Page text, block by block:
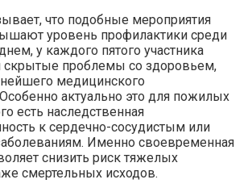
что подобные мероприятия
уровень профилактики среди
у каждого пятого участника
скрытые проблемы со здоровьем,
медицинского
актуально это для пожилых
есть наследственная
к сердечно-сосудистым или
Именно своевременная
снизить риск тяжелых
смертельных исходов.